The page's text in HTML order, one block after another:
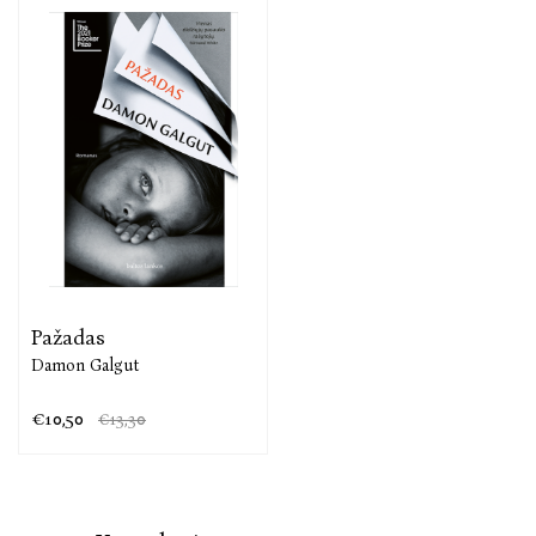
Pažadas
Damon Galgut
€10,50 €13,30